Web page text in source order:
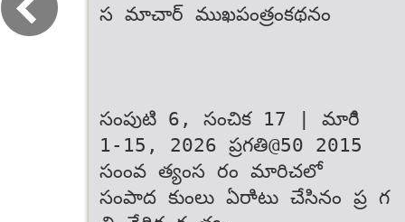
స మాచార్ ముఖపంత్రం‌కథనం
సంపుటి 6, సంచిక 17 | మారిి
1-15, 2026 ప్రగతి@‌50 2015
సంంవ త్యంస రం మారిచలో
సంపాద కుంలు ఏరాిటు చేసినం ప్ర గ